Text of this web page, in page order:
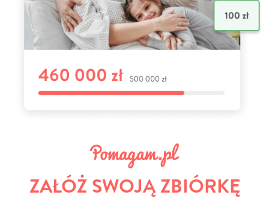
ZAŁÓŻ SWOJĄ ZBIÓRKĘ